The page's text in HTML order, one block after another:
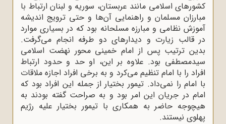
کشورهای اسلامی مانند عربستان، سوریه و لبنان ارتباط با
مبارزان مسلمان و راهنمایی آن‌ها و حتی ترویج اندیشه
آموزش نظامی و مبارزه مسلحانه بود که در بسیاری موارد
در قالب زیارت و دیدارهای دو طرفه انجام می‌گرفت.
بدین ترتیب پس از امام خمینی محور نهضت اسلامی
سیدمصطفی بود. علاوه بر این، او حد و حدود ارتباط
افراد را با امام تنظیم می‌کرد و به برخی افراد اجازه ملاقات
با امام را نمی‌داد. تیمور بختیار از جمله این افراد بود که
امام در جریان این امر بود و به صراحت گفته بودند به
هیچوجه حاضر به همکاری با تیمور بختیار علیه رژیم
پهلوی نیستند.